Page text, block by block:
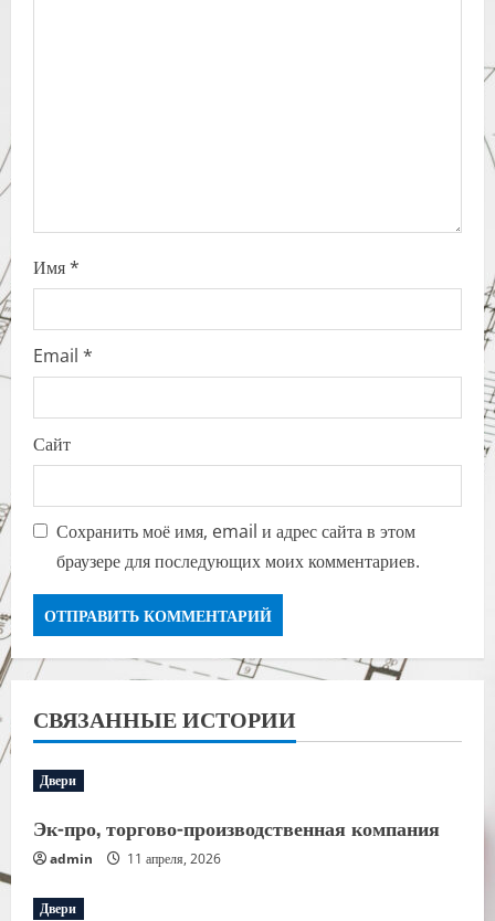
Имя*
Email *
Сайт
Сохранить моё имя, email и адрес сайта в этом
браузере для последующих моих комментариев.
СВЯЗАННЫЕ ИСТОРИИ
Двери
Эк-про, торгово-производственная компания
admin 11 апреля, 2026
Двери